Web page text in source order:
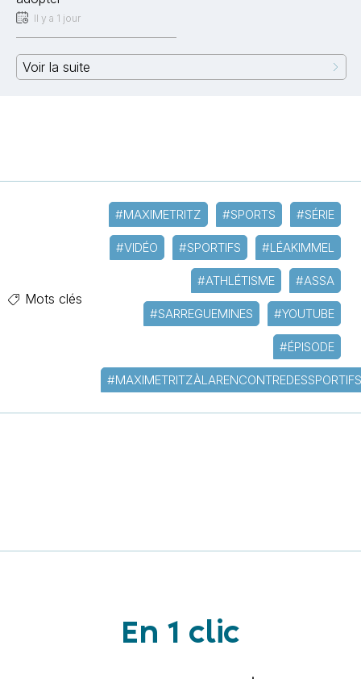
Il y a 1 jour
Voir la suite
Mots clés
#MAXIMETRITZ #SPORTS #SÉRIE
#VIDÉO #SPORTIFS #LÉAKIMMEL
#ATHLÉTISME #ASSA
#SARREGUEMINES #YOUTUBE
#ÉPISODE
#MAXIMETRITZÀLARENCONTREDESSPORTIFS
En 1 clic